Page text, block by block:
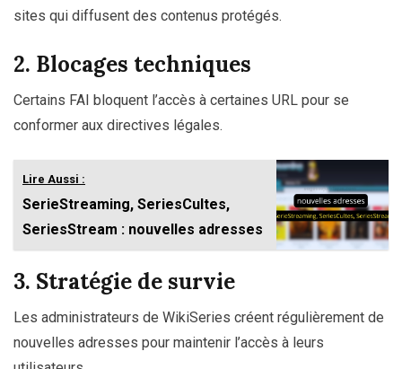
sites qui diffusent des contenus protégés.
2. Blocages techniques
Certains FAI bloquent l’accès à certaines URL pour se
conformer aux directives légales.
Lire Aussi :
SerieStreaming, SeriesCultes,
SeriesStream : nouvelles adresses
3. Stratégie de survie
Les administrateurs de WikiSeries créent régulièrement de
nouvelles adresses pour maintenir l’accès à leurs